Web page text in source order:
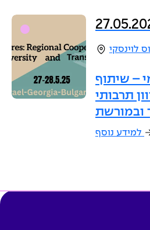
לוינסקי
– שיתוף
תרבותי
ובמורשת